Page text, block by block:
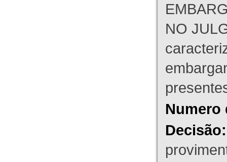
NO
Numero
Decisão: